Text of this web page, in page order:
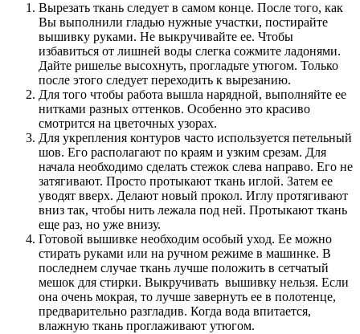
Вырезать ткань следует в самом конце. После того, как
Вы выполнили гладью нужные участки, постирайте
вышивку руками. Не выкручивайте ее. Чтобы
избавиться от лишней воды слегка сожмите ладонями.
Дайте ришелье высохнуть, прогладьте утюгом. Только
после этого следует переходить к вырезанию.
Для того чтобы работа вышла нарядной, выполняйте ее
нитками разных оттенков. Особенно это красиво
смотрится на цветочных узорах.
Для укрепления контуров часто используется петельный
шов. Его располагают по краям и узким срезам. Для
начала необходимо сделать стежок слева направо. Его не
затягивают. Просто протыкают ткань иглой. Затем ее
уводят вверх. Делают новый прокол. Иглу протягивают
вниз так, чтобы нить лежала под ней. Протыкают ткань
еще раз, но уже внизу.
Готовой вышивке необходим особый уход. Ее можно
стирать руками или на ручном режиме в машинке. В
последнем случае ткань лучше положить в сетчатый
мешок для стирки. Выкручивать вышивку нельзя. Если
она очень мокрая, то лучше завернуть ее в полотенце,
предварительно разгладив. Когда вода впитается,
влажную ткань проглаживают утюгом.